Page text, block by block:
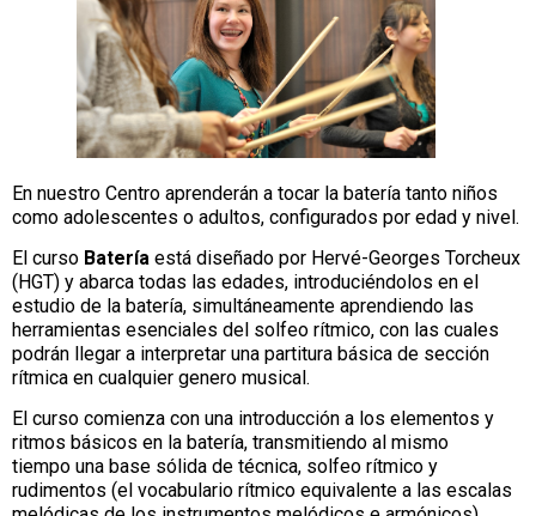
En nuestro Centro aprenderán a tocar la batería tanto niños
como adolescentes o adultos, configurados por edad y nivel.
El curso Batería está diseñado por Hervé-Georges Torcheux
(HGT) y abarca todas las edades, introduciéndolos en el
estudio de la batería, simultáneamente aprendiendo las
herramientas esenciales del solfeo rítmico, con las cuales
podrán llegar a interpretar una partitura básica de sección
rítmica en cualquier genero musical.
El curso comienza con una introducción a los elementos y
ritmos básicos en la batería, transmitiendo al mismo
tiempo una base sólida de técnica, solfeo rítmico y
rudimentos (el vocabulario rítmico equivalente a las escalas